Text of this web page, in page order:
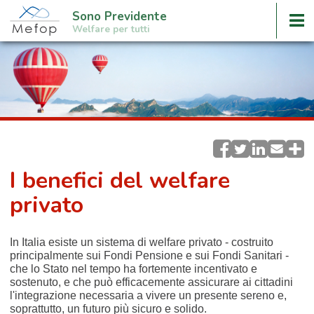
Sono Previdente
Welfare per tutti
I benefici del welfare
privato
In Italia esiste un sistema di welfare privato - costruito
principalmente sui Fondi Pensione e sui Fondi Sanitari -
che lo Stato nel tempo ha fortemente incentivato e
sostenuto, e che può efficacemente assicurare ai cittadini
l'integrazione necessaria a vivere un presente sereno e,
soprattutto, un futuro più sicuro e solido.